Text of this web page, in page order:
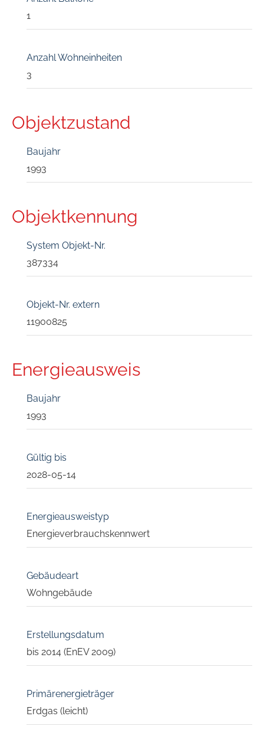
1
Anzahl Wohneinheiten
3
Objektzustand
Baujahr
1993
Objektkennung
System Objekt-Nr.
387334
Objekt-Nr. extern
11900825
Energieausweis
Baujahr
1993
Gültig bis
2028-05-14
Energieausweistyp
Energieverbrauchskennwert
Gebäudeart
Wohngebäude
Erstellungsdatum
bis 2014 (EnEV 2009)
Primärenergieträger
Erdgas (leicht)